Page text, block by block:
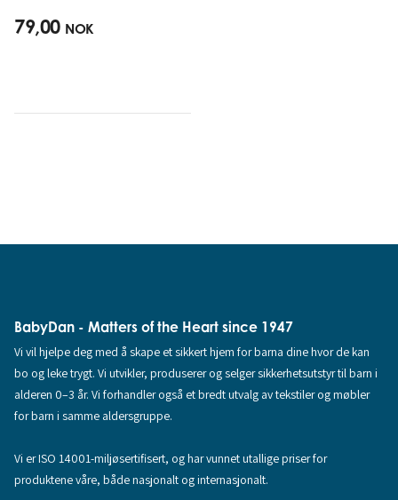
79,00 NOK
BabyDan - Matters of the Heart since 1947
Vi vil hjelpe deg med å skape et sikkert hjem for barna dine hvor de kan
bo og leke trygt. Vi utvikler, produserer og selger sikkerhetsutstyr til barn i
alderen 0–3 år. Vi forhandler også et bredt utvalg av tekstiler og møbler
for barn i samme aldersgruppe.
Vi er ISO 14001-miljøsertifisert, og har vunnet utallige priser for
produktene våre, både nasjonalt og internasjonalt.